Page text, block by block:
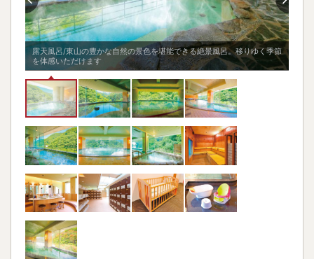
露天風呂/東山の豊かな自然の景色を堪能できる絶景風呂。移りゆく季節
を体感いただけます